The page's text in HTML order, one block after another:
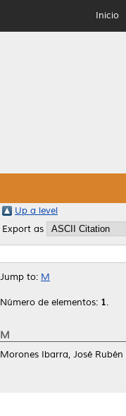
Inicio
Up a level
Export as
Jump to: M
Número de elementos: 1.
M
Morones Ibarra, José Rubén